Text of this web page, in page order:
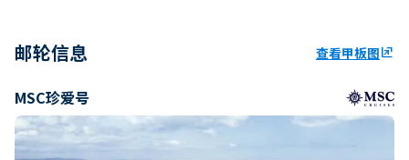
邮轮信息 查看甲板图ungroup
MSC珍爱号